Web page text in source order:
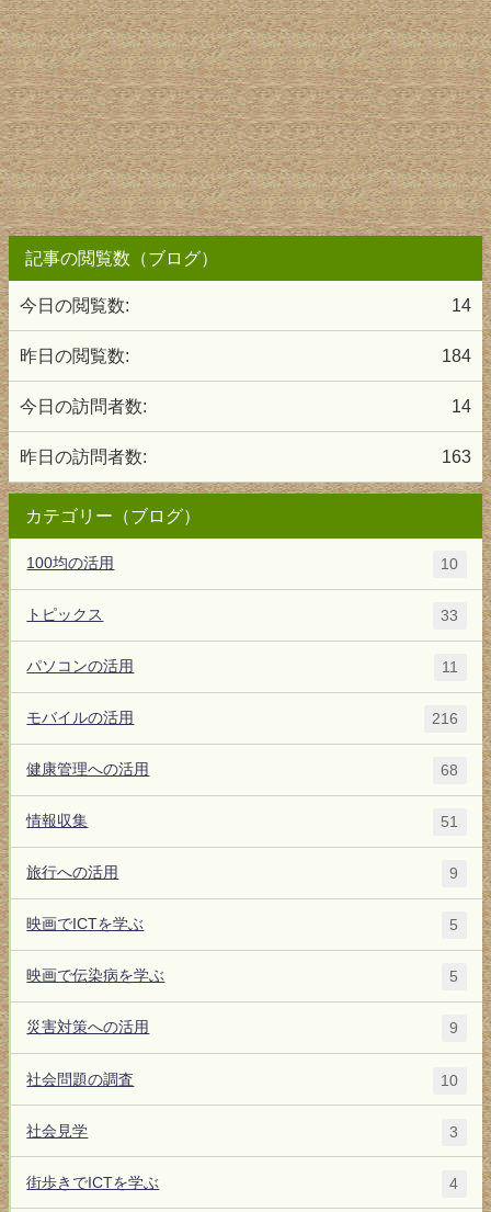
記事の閲覧数（ブログ）
14
今日の閲覧数:
184
昨日の閲覧数:
14
今日の訪問者数:
163
昨日の訪問者数:
カテゴリー（ブログ）
100均の活用 10
トピックス 33
パソコンの活用 11
モバイルの活用 216
健康管理への活用 68
情報収集 51
旅行への活用 9
映画でICTを学ぶ 5
映画で伝染病を学ぶ 5
災害対策への活用 9
社会問題の調査 10
社会見学 3
街歩きでICTを学ぶ 4